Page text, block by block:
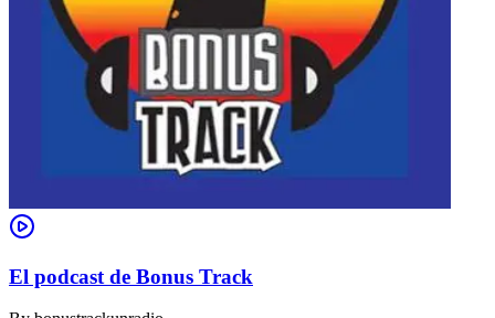
El podcast de Bonus Track